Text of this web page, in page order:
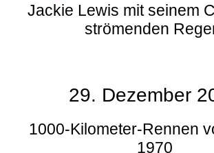
Jackie Lewis mit seinem
strömenden
29. Dezember
1000-Kilometer-Rennen
1970